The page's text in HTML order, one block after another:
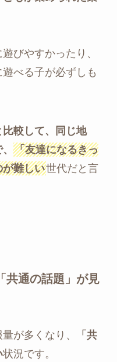
びやすかったり、
べる子が必ずしも
比較して、同じ地
「友達になるきっ
が難しい世代だと言
共通の話題」が見
が多くなり、
「共
状況です。